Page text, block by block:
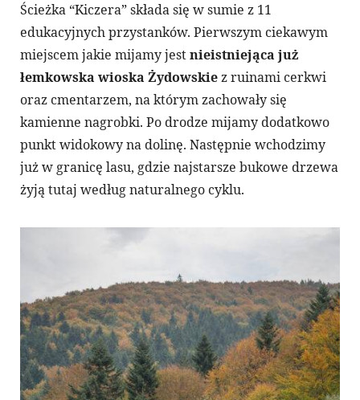
Ścieżka “Kiczera” składa się w sumie z 11
edukacyjnych przystanków. Pierwszym ciekawym
miejscem jakie mijamy jestnieistniejąca już
łemkowska wioska Żydowskiez ruinami cerkwi
oraz cmentarzem, na którym zachowały się
kamienne nagrobki. Po drodze mijamy dodatkowo
punkt widokowy na dolinę. Następnie wchodzimy
już w granicę lasu, gdzie najstarsze bukowe drzewa
żyją tutaj według naturalnego cyklu.